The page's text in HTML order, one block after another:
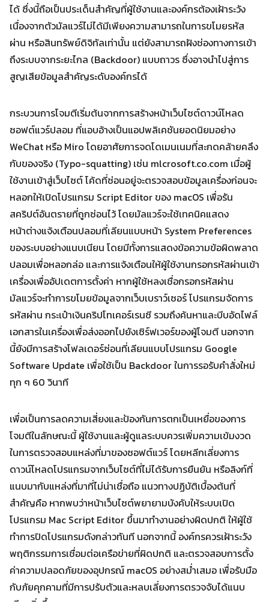
Search
for:
Search
ได้ ซึ่งนี้ถือเป็นประเด็นสำคัญที่ผู้ใช้งานและองค์กรต้องเฝ้าระวัง
เนื่องจากตัวมัลแวร์ไม่ได้มีเพียงความสามารถในการขโมยรหัส
ผ่าน หรือสินทรัพย์ดิจิทัลเท่านั้น แต่ยังสามารถฝังช่องทางการเข้า
ถึงระบบจากระยะไกล (Backdoor) แบบถาวร ซึ่งอาจนำไปสู่การ
สูญเสียข้อมูลสำคัญระดับองค์กรได้
กระบวนการโจมตีเริ่มต้นจากการสร้างหน้าเว็บไซต์ดาวน์โหลด
ซอฟต์แวร์ปลอม ที่แอบอ้างเป็นแอปพลิเคชันยอดนิยมอย่าง
WeChat หรือ Miro โดยอาศัยการจดโดเมนเนมที่สะกดคล้ายคลึง
กับของจริง (Typo-squatting) เช่น mlcrosoft.co.com เมื่อผู้
ใช้งานเข้าสู่เว็บไซต์ โค้ดที่ซ่อนอยู่จะตรวจสอบข้อมูลเครื่องก่อนจะ
หลอกให้เปิดโปรแกรม Script Editor ของ macOS เพื่อรัน
สคริปต์อันตรายที่ถูกซ่อนไว้ โดยมัลแวร์จะใช้เทคนิคแสดง
หน้าต่างแจ้งเตือนปลอมที่เลียนแบบหน้า System Preferences
ของระบบอย่างแนบเนียน โดยมีทั้งการแสดงข้อความข้อผิดพลาด
ปลอมเพื่อหลอกล่อ และการแจ้งเตือนให้ผู้ใช้งานกรอกรหัสผ่านเข้า
เครื่องเพื่ออัปเดตการตั้งค่า หากผู้ใช้หลงเชื่อกรอกรหัสผ่าน
มัลแวร์จะทำการขโมยข้อมูลจากเว็บเบราว์เซอร์ โปรแกรมจัดการ
รหัสผ่าน กระเป๋าเงินคริปโทเคอร์เรนซี รวมถึงค้นหาและบีบอัดไฟล์
เอกสารในเครื่องเพื่อส่งออกไปยังเซิร์ฟเวอร์ของผู้โจมตี นอกจาก
นี้ยังมีการสร้างโฟลเดอร์ซ่อนที่เลียนแบบโปรแกรม Google
Software Update เพื่อใช้เป็น Backdoor ในการรอรับคำสั่งใหม่
ทุก ๆ 60 วินาที
เพื่อเป็นการลดความเสี่ยงและป้องกันการตกเป็นเหยื่อของการ
โจมตีในลักษณะนี้ ผู้ใช้งานและผู้ดูแลระบบควรเพิ่มความเข้มงวด
ในการตรวจสอบแหล่งที่มาของซอฟต์แวร์ โดยหลีกเลี่ยงการ
ดาวน์โหลดโปรแกรมจากเว็บไซต์ที่ไม่ได้รับการยืนยัน หรือลิงก์ที่
แนบมากับแหล่งที่มาที่ไม่น่าเชื่อถือ แนวทางปฏิบัติเบื้องต้นที่
สำคัญคือ หากพบว่าหน้าเว็บไซต์พยายามบังคับให้ระบบเปิด
โปรแกรม Mac Script Editor ขึ้นมาทำงานอย่างผิดปกติ ให้ผู้ใช้
ทำการปิดโปรแกรมดังกล่าวทันที นอกจากนี้ องค์กรควรเฝ้าระวัง
พฤติกรรมการเชื่อมต่อเครือข่ายที่ผิดปกติ และตรวจสอบการตั้ง
ค่าความปลอดภัยของอุปกรณ์ macOS อย่างสม่ำเสมอ เพื่อรับมือ
กับภัยคุกคามที่มีการปรับตัวและหลบเลี่ยงการตรวจจับได้แนบ